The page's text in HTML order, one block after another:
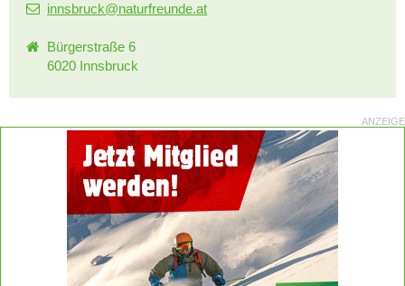
innsbruck@naturfreunde.at
Bürgerstraße 6
6020 Innsbruck
ANZEIGE